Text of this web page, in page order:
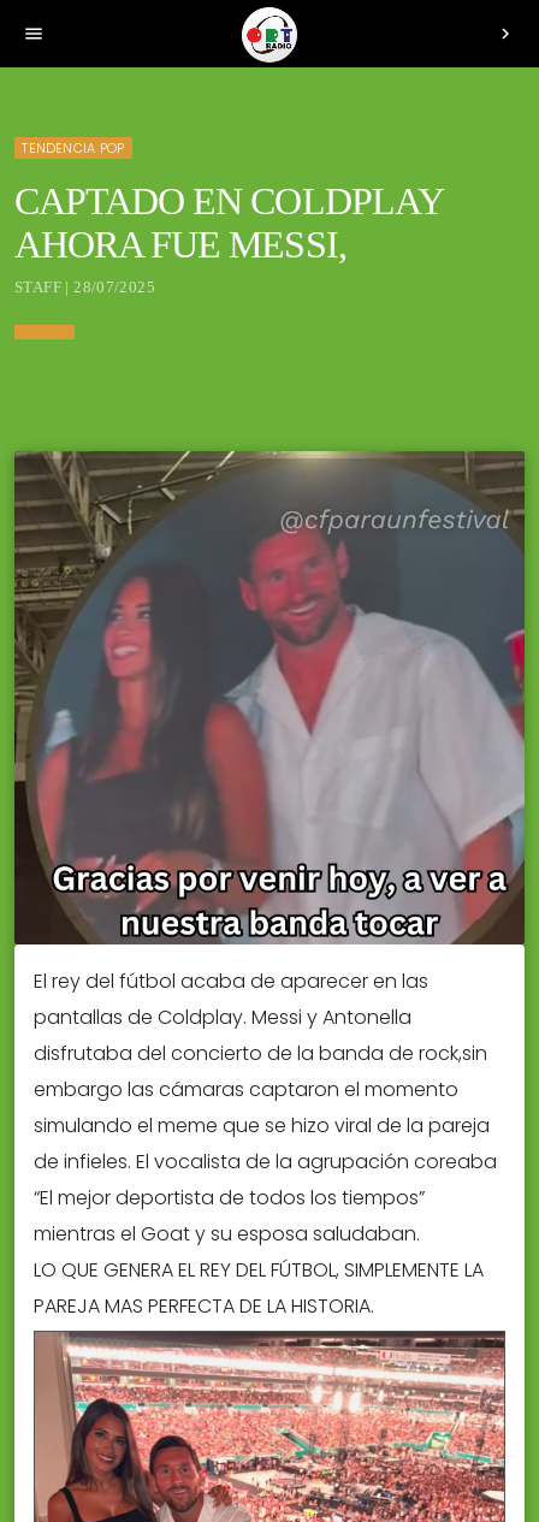
menu chevron_right
TENDENCIA POP
CAPTADO EN COLDPLAY
AHORA FUE MESSI,
STAFF | 28/07/2025
El rey del fútbol acaba de aparecer en las
pantallas de Coldplay. Messi y Antonella
disfrutaba del concierto de la banda de rock,sin
embargo las cámaras captaron el momento
simulando el meme que se hizo viral de la pareja
de infieles. El vocalista de la agrupación coreaba
“El mejor deportista de todos los tiempos”
mientras el Goat y su esposa saludaban.
LO QUE GENERA EL REY DEL FÚTBOL, SIMPLEMENTE LA
PAREJA MAS PERFECTA DE LA HISTORIA.